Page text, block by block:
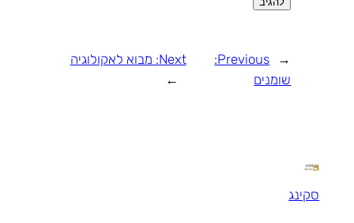
←
Previous:
שומנים
Next: מבוא לאקולוגיה
→
סקינג